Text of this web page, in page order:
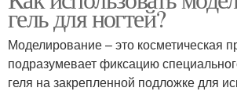
гель для ногтей?
Моделирование – это косметическая
подразумевает фиксацию
геля на закрепленной подложке для